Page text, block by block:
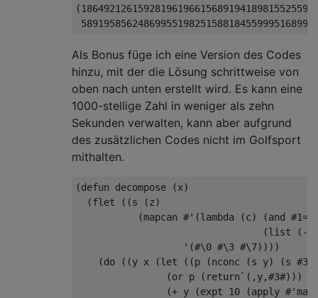
Als Bonus füge ich eine Version des Codes
hinzu, mit der die Lösung schrittweise von
oben nach unten erstellt wird. Es kann eine
1000-stellige Zahl in weniger als zehn
Sekunden verwalten, kann aber aufgrund
des zusätzlichen Codes nicht im Golfsport
mithalten.
(defun decompose (x)
  (flet ((s (z)
(mapcan #'(lambda (c) (and
(list (-
                   '(#\0 #\3 #\7))))
(do ((y x (let ((p (nconc (s y) (s
                (or p (return`(,y,#3#)))
(+ y (expt 10 (apply #'max